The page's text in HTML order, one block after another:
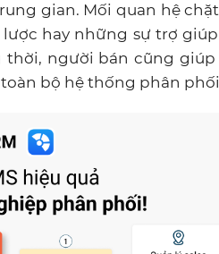
gian. Mối quan hệ
hay những sự trợ
người bán cũng
bộ hệ thống phân